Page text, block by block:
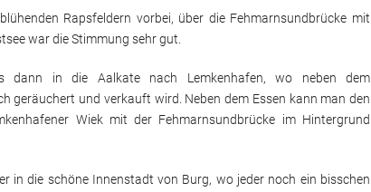
Seniorengymnastik
Bewusste Bewegung
Fit mit Köpfchen
Gedächtnistraining
Fahrradtouren
Spielenachmittag
Kleine Ausfahrten
2022
2021
Rapsfeldern vorbei, über die Fehmarnsundbrücke mit
war die Stimmung sehr gut.
dann in die Aalkate nach Lemkenhafen, wo neben dem
geräuchert und verkauft wird. Neben dem Essen kann man den
Wiek mit der Fehmarnsundbrücke im Hintergrund
in die schöne Innenstadt von Burg, wo jeder noch ein bisschen